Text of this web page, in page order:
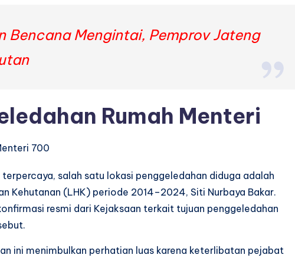
Bencana Mengintai, Pemprov Jateng
Rumah Menteri
salah satu lokasi penggeledahan diduga adalah
Kehutanan (LHK) periode 2014–2024, Siti Nurbaya Bakar.
resmi dari Kejaksaan terkait tujuan penggeledahan
ini menimbulkan perhatian luas karena keterlibatan pejabat